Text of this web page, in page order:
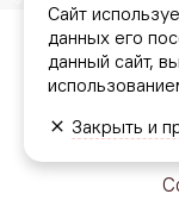
©
Сайт
данных его
данный сайт,
Закрыть и